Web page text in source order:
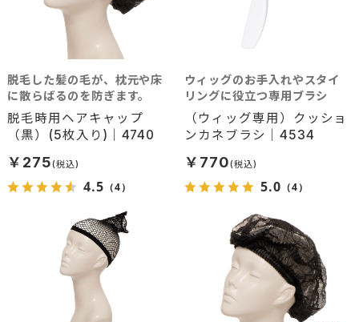
脱毛時用ヘアキャップ
（黒）(5枚入り)｜4740
脱毛した髪の毛が、枕元や床
に散らばるのを防ぎます。
￥275
4.5 （4）
（ウィッグ専用）クッショ
ンカネブラシ｜4534
ウィッグのお手入れやスタイ
リングに役立つ専用ブラシ
￥770
5.0 （4）